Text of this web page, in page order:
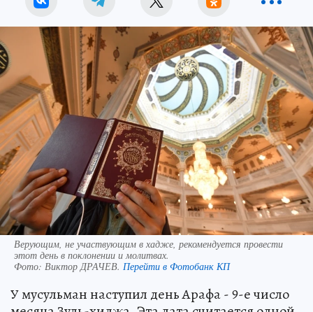
Верующим, не участвующим в хадже, рекомендуется провести
этот день в поклонении и молитвах.
Фото: Виктор ДРАЧЕВ. Перейти в Фотобанк КП
У мусульман наступил день Арафа - 9-е число